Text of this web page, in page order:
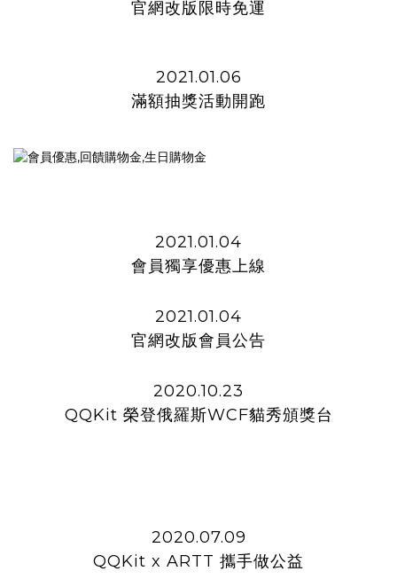
官網改版限時免運
2021.01.06
滿額抽獎活動開跑
2021.01.04
會員獨享優惠上線
2021.01.04
官網改版會員公告
2020.10.23
QQKit 榮登俄羅斯WCF貓秀頒獎台
2020.07.09
QQKit x ARTT 攜手做公益